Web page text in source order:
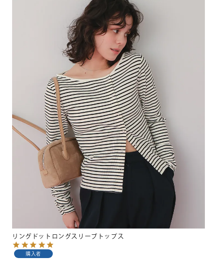
リングドットロングスリーブトップス
購入者